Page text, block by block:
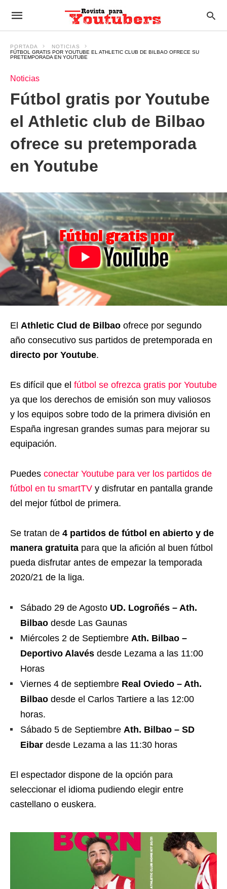
PORTADA
NOTICIAS
FÚTBOL GRATIS POR YOUTUBE EL ATHLETIC CLUB DE BILBAO OFRECE SU
PRETEMPORADA EN YOUTUBE
Noticias
Fútbol gratis por Youtube
el Athletic club de Bilbao
ofrece su pretemporada
en Youtube
El Athletic Clud de Bilbao ofrece por segundo
año consecutivo sus partidos de pretemporada en
directo por Youtube.
Es difícil que el fútbol se ofrezca gratis por Youtube
ya que los derechos de emisión son muy valiosos
y los equipos sobre todo de la primera división en
España ingresan grandes sumas para mejorar su
equipación.
Puedes conectar Youtube para ver los partidos de
fútbol en tu smartTV y disfrutar en pantalla grande
del mejor fútbol de primera.
Se tratan de 4 partidos de fútbol en abierto y de
manera gratuita para que la afición al buen fútbol
pueda disfrutar antes de empezar la temporada
2020/21 de la liga.
Sábado 29 de Agosto UD. Logroñés – Ath.
Bilbao desde Las Gaunas
Miércoles 2 de Septiembre Ath. Bilbao –
Deportivo Alavés desde Lezama a las 11:00
Horas
Viernes 4 de septiembre Real Oviedo – Ath.
Bilbao desde el Carlos Tartiere a las 12:00
horas.
Sábado 5 de Septiembre Ath. Bilbao – SD
Eibar desde Lezama a las 11:30 horas
El espectador dispone de la opción para
seleccionar el idioma pudiendo elegir entre
castellano o euskera.